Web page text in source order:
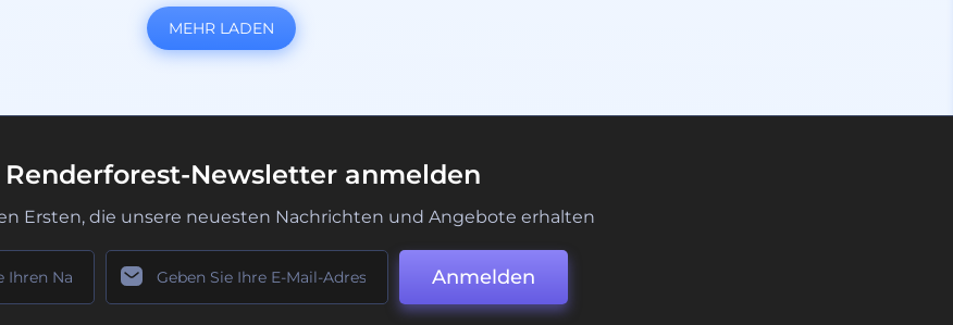
MEHR LADEN
Renderforest-Newsletter anmelden
Ersten, die unsere neuesten Nachrichten und Angebote erhalten
Anmelden